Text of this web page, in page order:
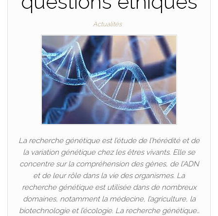
Actualités
La recherche génétique est l’étude de l’hérédité et de
la variation génétique chez les êtres vivants. Elle se
concentre sur la compréhension des gènes, de l’ADN
et de leur rôle dans la vie des organismes. La
recherche génétique est utilisée dans de nombreux
domaines, notamment la médecine, l’agriculture, la
biotechnologie et l’écologie. La recherche génétique…